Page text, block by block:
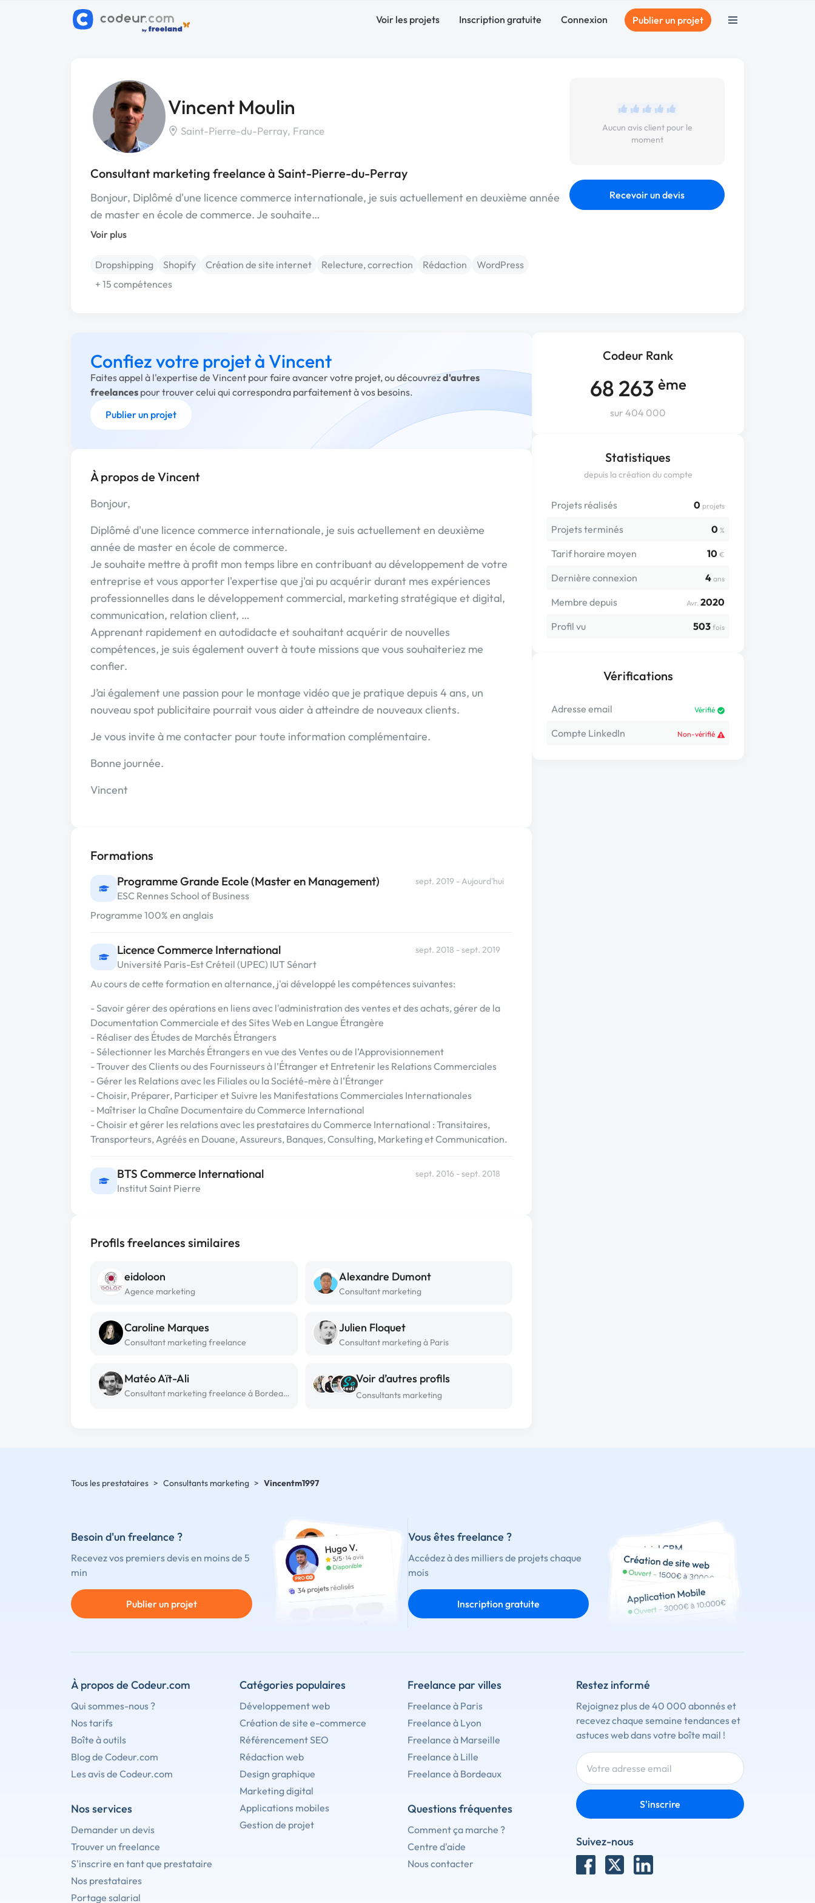
Voir les projets Inscription gratuite Connexion Publier un projet
Vincent Moulin
Saint-Pierre-du-Perray, France
Consultant marketing freelance à Saint-Pierre-du-Perray
Bonjour, Diplômé d'une licence commerce internationale, je suis actuellement en deuxième année
de master en école de commerce. Je souhaite…
Voir plus
Dropshipping Shopify Création de site internet Relecture, correction Rédaction
WordPress
+ 15 compétences
Aucun avis client pour le
moment
Recevoir un devis
Codeur Rank
68 263 ème
sur 404 000
Statistiques
depuis la création du compte
Projets réalisés 0 projets
Projets terminés 0 %
Tarif horaire moyen 10 €
Dernière connexion 4 ans
Membre depuis Avr. 2020
Profil vu
503 fois
Vérifications
Adresse email Vérifié
Compte LinkedIn Non-vérifié
Confiez votre projet à Vincent
Faites appel à l'expertise de Vincent pour faire avancer votre projet, ou découvrezd'autres
freelances pour trouver celui qui correspondra parfaitement à vos besoins.
Publier un projet
À propos de Vincent
Bonjour,
Diplômé d'une licence commerce internationale, je suis actuellement en deuxième
année de master en école de commerce.
Je souhaite mettre à profit mon temps libre en contribuant au développement de votre
entreprise et vous apporter l'expertise que j'ai pu acquérir durant mes expériences
professionnelles dans le développement commercial, marketing stratégique et digital,
communication, relation client, …
Apprenant rapidement en autodidacte et souhaitant acquérir de nouvelles
compétences, je suis également ouvert à toute missions que vous souhaiteriez me
confier.
J’ai également une passion pour le montage vidéo que je pratique depuis 4 ans, un
nouveau spot publicitaire pourrait vous aider à atteindre de nouveaux clients.
Je vous invite à me contacter pour toute information complémentaire.
Bonne journée.
Vincent
Formations
Programme Grande Ecole (Master en Management)
ESC Rennes School of Business
sept. 2019 - Aujourd'hui
Programme 100% en anglais
Licence Commerce International
Université Paris-Est Créteil (UPEC) IUT Sénart
sept. 2018 - sept. 2019
Au cours de cette formation en alternance, j'ai développé les compétences suivantes:
- Savoir gérer des opérations en liens avec l'administration des ventes et des achats, gérer de la
Documentation Commerciale et des Sites Web en Langue Étrangère
- Réaliser des Études de Marchés Étrangers
- Sélectionner les Marchés Étrangers en vue des Ventes ou de l’Approvisionnement
- Trouver des Clients ou des Fournisseurs à l’Étranger et Entretenir les Relations Commerciales
- Gérer les Relations avec les Filiales ou la Société-mère à l’Étranger
- Choisir, Préparer, Participer et Suivre les Manifestations Commerciales Internationales
- Maîtriser la Chaîne Documentaire du Commerce International
- Choisir et gérer les relations avec les prestataires du Commerce International : Transitaires,
Transporteurs, Agréés en Douane, Assureurs, Banques, Consulting, Marketing et Communication.
BTS Commerce International
Institut Saint Pierre
sept. 2016 - sept. 2018
Profils freelances similaires
eidoloon
Agence marketing
Alexandre Dumont
Consultant marketing
Caroline Marques
Consultant marketing freelance
Julien Floquet
Consultant marketing à Paris
Matéo Aït-Ali
Consultant marketing freelance à Bordeaux
Voir d’autres profils
Consultants marketing
Tous les prestataires > Consultants marketing > Vincentm1997
Besoin d'un freelance ?
Recevez vos premiers devis en moins de 5
min
Publier un projet
Vous êtes freelance ?
Accédez à des milliers de projets chaque
mois
Inscription gratuite
À propos de Codeur.com
Qui sommes-nous ?
Nos tarifs
Boîte à outils
Blog de Codeur.com
Les avis de Codeur.com
Nos services
Demander un devis
Trouver un freelance
S'inscrire en tant que prestataire
Nos prestataires
Portage salarial
Catégories populaires
Développement web
Création de site e-commerce
Référencement SEO
Rédaction web
Design graphique
Marketing digital
Applications mobiles
Gestion de projet
Freelance par villes
Freelance à Paris
Freelance à Lyon
Freelance à Marseille
Freelance à Lille
Freelance à Bordeaux
Questions fréquentes
Comment ça marche ?
Centre d'aide
Nous contacter
Restez informé
Rejoignez plus de 40 000 abonnés et
recevez chaque semaine tendances et
astuces web dans votre boîte mail !
S'inscrire
Suivez-nous